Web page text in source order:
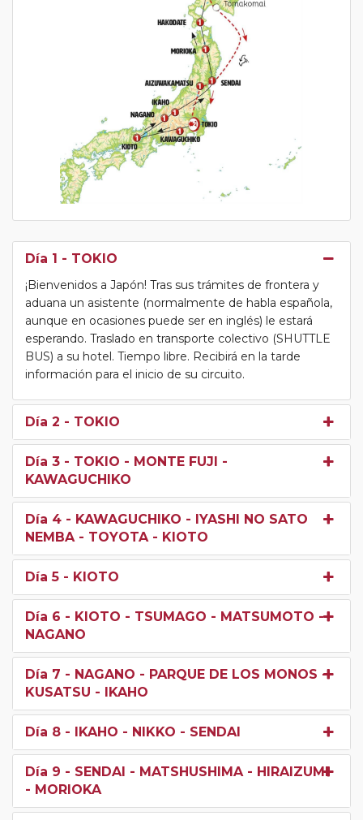
Día 1 - TOKIO
¡Bienvenidos a Japón! Tras sus trámites de frontera y
aduana un asistente (normalmente de habla española,
aunque en ocasiones puede ser en inglés) le estará
esperando. Traslado en transporte colectivo (SHUTTLE
BUS) a su hotel. Tiempo libre. Recibirá en la tarde
información para el inicio de su circuito.
Día 2 - TOKIO
Día 3 - TOKIO - MONTE FUJI -
KAWAGUCHIKO
Día 4 - KAWAGUCHIKO - IYASHI NO SATO
NEMBA - TOYOTA - KIOTO
Día 5 - KIOTO
Día 6 - KIOTO - TSUMAGO - MATSUMOTO -
NAGANO
Día 7 - NAGANO - PARQUE DE LOS MONOS -
KUSATSU - IKAHO
Día 8 - IKAHO - NIKKO - SENDAI
Día 9 - SENDAI - MATSHUSHIMA - HIRAIZUMI
- MORIOKA